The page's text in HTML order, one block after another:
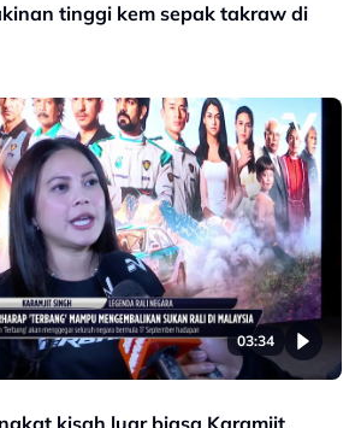
tinggi kem sepak takraw di
03:34